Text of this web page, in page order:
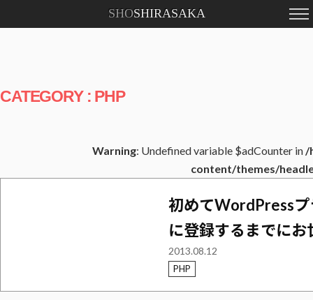
SHOSHIRASAKA
CATEGORY : PHP
Warning: Undefined variable $adCounter in/
content/themes/
初めてWordPress
に登録するまでに
2013.08.12
PHP